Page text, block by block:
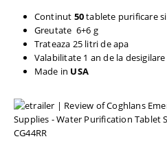
Continut 50tablete purificare si
Greutate 6+6 g
Trateaza 25 litri de apa
Valabilitate 1 an de la desigilare
Made in USA